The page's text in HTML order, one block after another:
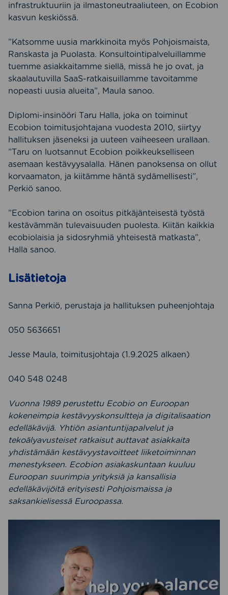
infrastruktuuriin ja ilmastoneutraaliuteen, on Ecobion
kasvun keskiössä.
”Katsomme uusia markkinoita myös Pohjoismaista,
Ranskasta ja Puolasta. Konsultointipalveluillamme
tuemme asiakkaitamme siellä, missä he jo ovat, ja
skaalautuvilla SaaS-ratkaisuillamme tavoitamme
nopeasti uusia alueita”, Maula sanoo.
Diplomi-insinööri Taru Halla, joka on toiminut
Ecobion toimitusjohtajana vuodesta 2010, siirtyy
hallituksen jäseneksi ja uuteen vaiheeseen urallaan.
”Taru on luotsannut Ecobion poikkeukselliseen
asemaan kestävyysalalla. Hänen panoksensa on ollut
korvaamaton, ja kiitämme häntä sydämellisesti”,
Perkiö sanoo.
”Ecobion tarina on osoitus pitkäjänteisestä työstä
kestävämmän tulevaisuuden puolesta. Kiitän kaikkia
ecobiolaisia ja sidosryhmiä yhteisestä matkasta”,
Halla sanoo.
Lisätietoja
Sanna Perkiö, perustaja ja hallituksen puheenjohtaja
050 5636651
Jesse Maula, toimitusjohtaja (1.9.2025 alkaen)
040 548 0248
Vuonna 1989 perustettu Ecobio on Euroopan
kokeneimpia kestävyyskonsultteja ja digitalisaation
edelläkävijä. Yhtiön asiantuntijapalvelut ja
tekoälyavusteiset ratkaisut auttavat asiakkaita
yhdistämään kestävyystavoitteet liiketoiminnan
menestykseen. Ecobion asiakaskuntaan kuuluu
Euroopan suurimpia yrityksiä ja kansallisia
edelläkävijöitä erityisesti Pohjoismaissa ja
saksankielisessä Euroopassa.